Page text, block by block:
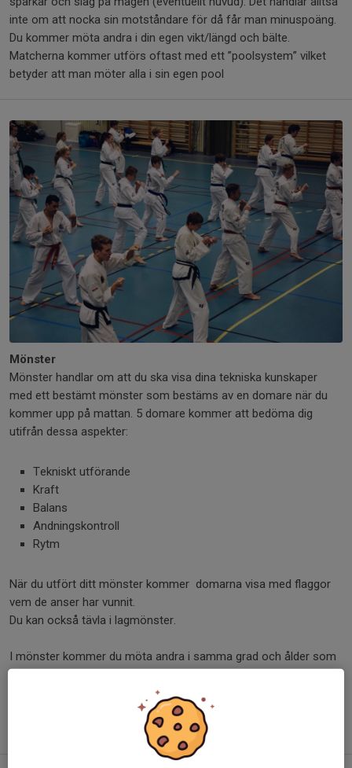
inte om att nocka sin motståndare för då får man minuspoäng.
Du kommer möta andra i din egen vikt/längd och bälte.
Matcherna kommer utförs oftast med ett ”poolsystem” vilket
betyder att man möter alla i sin egen pool
Mönster
Mönster handlar om att du ska visa dina tekniska kunskaper
med ett bestämt mönster som bestäms av en domare när du
kommer upp på mattan. 5 domare kommer att bedöma dig
utifrån dessa aspekter:
Tekniskt utförande
Kraft
Balans
Andningskontroll
Rytm
När du utfört ditt mönster kommer domarna visa med flaggor
vem de anser har vunnit.
Du kan också tävla i lagmönster.
I mönster kommer du möta andra i samma grad och ålder som
dig själv och du kommer aldrig behöva göra ett mönster du
aldrig gjort förut. Matcherna kommer oftast utföras utifrån ett
”pyramidsystem” då man slår ut varandra i individuella matcher
tills man har två st i finalen.